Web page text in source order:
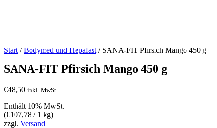
Start /Bodymed und Hepafast / SANA-FIT Pfirsich Mango 450 g
SANA-FIT Pfirsich Mango 450 g
€48,50 inkl. MwSt.
Enthält 10% MwSt.
(€107,78 / 1 kg)
zzgl. Versand